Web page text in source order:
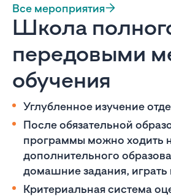
Все мероприятия
Школа
передовыми
обучения
Углубленное изучение
После обязательной
программы можно ходить
дополнительного
домашние задания, играть
Критериальная система